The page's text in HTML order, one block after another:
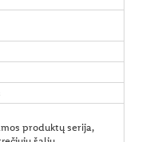
produktų serija,